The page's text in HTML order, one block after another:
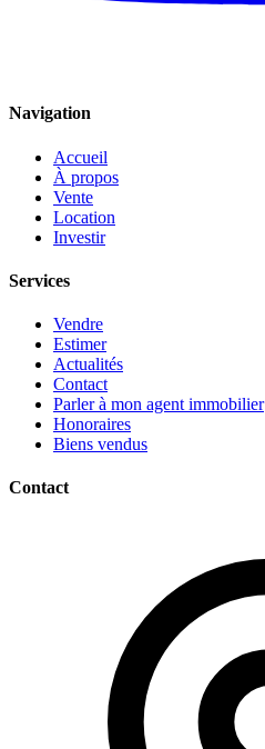
Navigation
Accueil
À propos
Vente
Location
Investir
Services
Vendre
Estimer
Actualités
Contact
Parler à mon agent immobilier
Honoraires
Biens vendus
Contact